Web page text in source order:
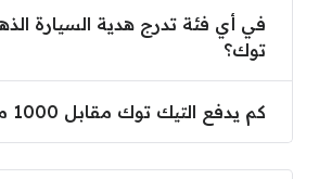
في أي فئة تدرج هدية السيارة
توك؟
كم يدفع التيك توك مقابل 1000 مشاهدة؟